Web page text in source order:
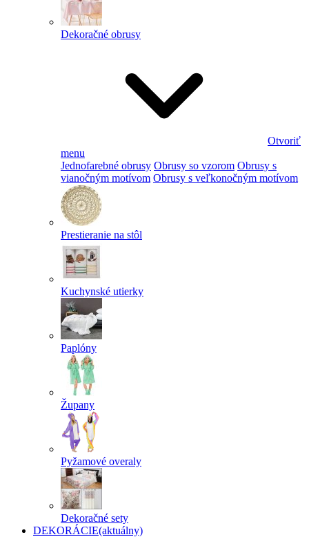
Dekoračné obrusy
Otvoriť
menu
Jednofarebné obrusy Obrusy so vzorom Obrusy s
vianočným motívom Obrusy s veľkonočným motívom
Prestieranie na stôl
Kuchynské utierky
Paplóny
Župany
Pyžamové overaly
Dekoračné sety
DEKORÁCIE(aktuálny)